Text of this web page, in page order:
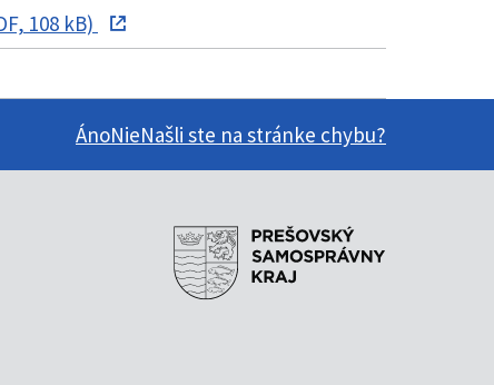
108 kB)
ÁnoNieNašli ste na stránke chybu?